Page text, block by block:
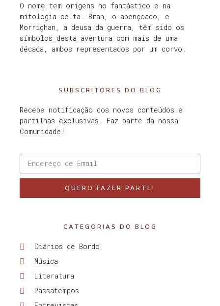
O nome tem origens no fantástico e na
mitologia celta. Bran, o abençoado, e
Morrighan, a deusa da guerra, têm sido os
símbolos desta aventura com mais de uma
década, ambos representados por um corvo.
SUBSCRITORES DO BLOG
Recebe notificação dos novos conteúdos e
partilhas exclusivas. Faz parte da nossa
Comunidade!
QUERO FAZER PARTE!
CATEGORIAS DO BLOG
Diários de Bordo
Música
Literatura
Passatempos